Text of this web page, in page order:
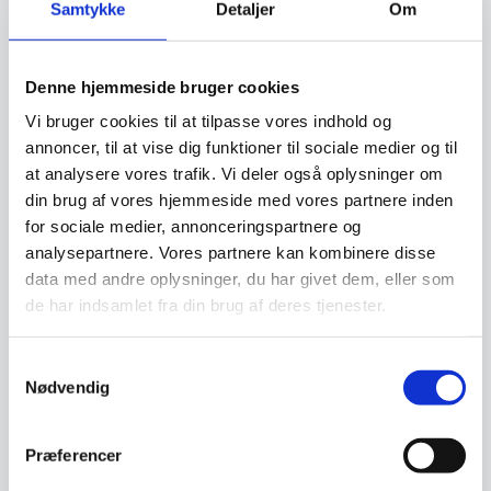
Samtykke Detaljer Om
Denne hjemmeside bruger cookies
Vi bruger cookies til at tilpasse vores indhold og
annoncer, til at vise dig funktioner til sociale medier og til
at analysere vores trafik. Vi deler også oplysninger om
din brug af vores hjemmeside med vores partnere inden
for sociale medier, annonceringspartnere og
analysepartnere. Vores partnere kan kombinere disse
data med andre oplysninger, du har givet dem, eller som
de har indsamlet fra din brug af deres tjenester.
Nødvendig
Præferencer
Mega Edison One LED
pære fra Danlamp